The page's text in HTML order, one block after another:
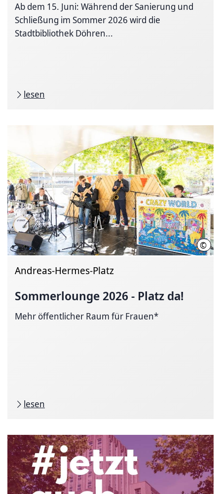
Ab dem 15. Juni: Während der Sanierung und
Schließung im Sommer 2026 wird die
Stadtbibliothek Döhren...
lesen
© LHH
Andreas-Hermes-Platz
Sommerlounge 2026 - Platz da!
Mehr öffentlicher Raum für Frauen*
lesen